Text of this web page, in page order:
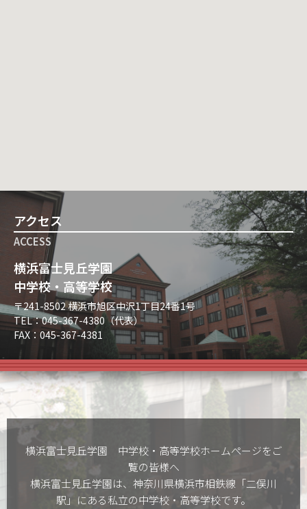
アクセス
ACCESS
横浜富士見丘学園
中学校・高等学校
〒241-8502 横浜市旭区中沢1丁目24番1号
TEL：045-367-4380（代表）
FAX：045-367-4381
横浜富士見丘学園 中学校・高等学校ホームぺージをご
覧の皆様へ
横浜富士見丘学園は、神奈川県横浜市相鉄線「二俣川
駅」にある私立の中学校・高等学校です。